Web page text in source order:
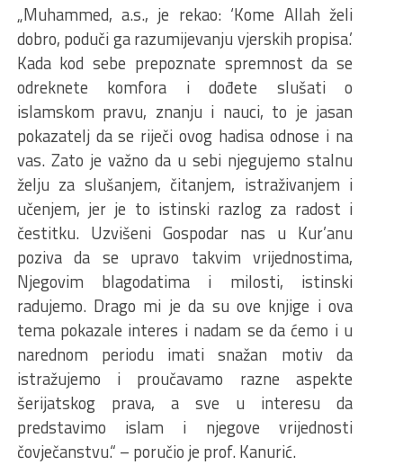
„Muhammed, a.s., je rekao: ‘Kome Allah želi
dobro, poduči ga razumijevanju vjerskih propisa.’
Kada kod sebe prepoznate spremnost da se
odreknete komfora i dođete slušati o
islamskom pravu, znanju i nauci, to je jasan
pokazatelj da se riječi ovog hadisa odnose i na
vas. Zato je važno da u sebi njegujemo stalnu
želju za slušanjem, čitanjem, istraživanjem i
učenjem, jer je to istinski razlog za radost i
čestitku. Uzvišeni Gospodar nas u Kur’anu
poziva da se upravo takvim vrijednostima,
Njegovim blagodatima i milosti, istinski
radujemo. Drago mi je da su ove knjige i ova
tema pokazale interes i nadam se da ćemo i u
narednom periodu imati snažan motiv da
istražujemo i proučavamo razne aspekte
šerijatskog prava, a sve u interesu da
predstavimo islam i njegove vrijednosti
čovječanstvu.“ – poručio je prof. Kanurić.